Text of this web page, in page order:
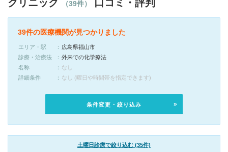
クリニック
（39件） 口コミ・評判
39件の医療機関が見つかりました
エリア・駅
広島県福山市
診療・治療法
外来での化学療法
名称
なし
詳細条件
なし (曜日や時間帯を指定できます)
条件変更・絞り込み
土曜日診療で絞り込む (35件)